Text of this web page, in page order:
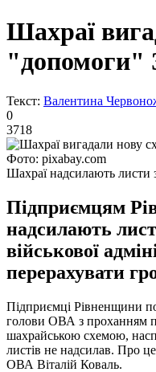
Шахраї
"допомоги"
Текст: Валентина
0
3718
Фото: pixabay.com
Шахраї надсилають
Підприємцям
надсилають
військової
перерахувати
Підприємці Рівненщини
голови ОВА з проханням
шахрайською схемою,
листів не надсилав. Про
ОВА Віталій Коваль.